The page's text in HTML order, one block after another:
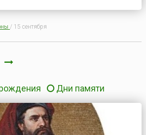
/ 15 сентября
Дни памяти